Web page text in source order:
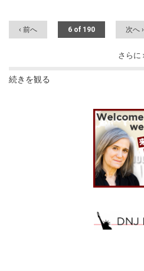
‹ 前へ 6 of 190 次へ ›
さらに
続きを観る